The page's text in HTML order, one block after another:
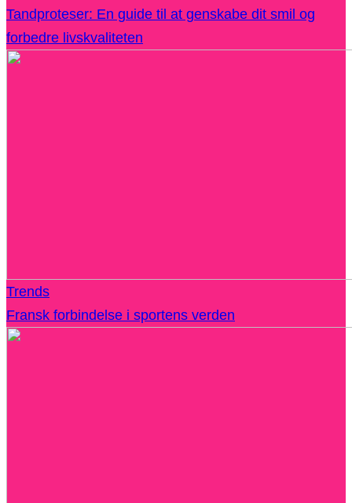
Tandproteser: En guide til at genskabe dit smil og
forbedre livskvaliteten
Trends
Fransk forbindelse i sportens verden